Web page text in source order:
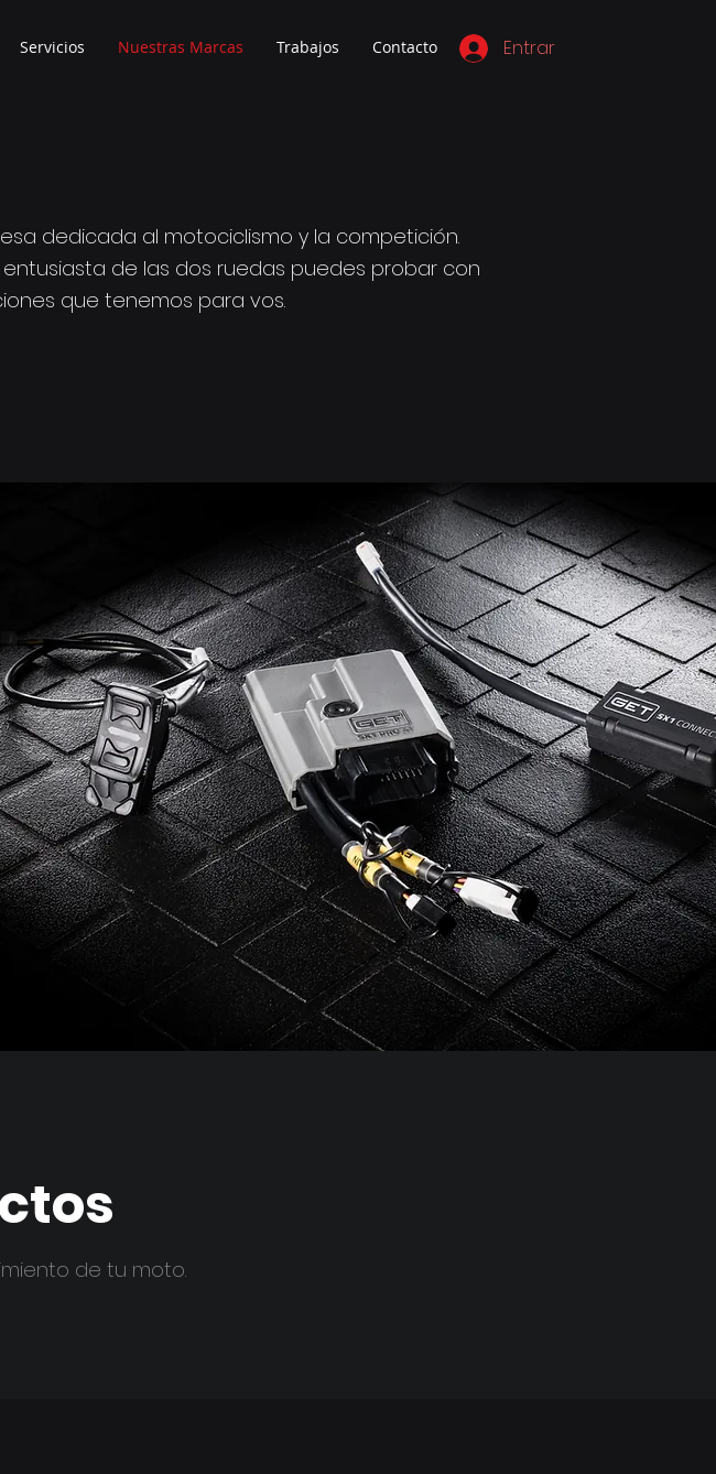
Servicios Nuestras Marcas Trabajos Contacto Entrar
dedicada al motociclismo y la competición.
entusiasta de las dos ruedas puedes probar con
que tenemos para vos.
de tu moto.